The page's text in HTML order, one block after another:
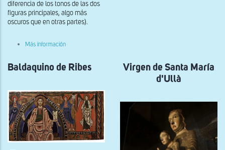
diferencia de los tonos de las dos
figuras principales, algo más
oscuros que en otras partes).
Más información
de
la
Virgen
del
Castillo
de
Vilademuls
Baldaquino de Ribes
Virgen de Santa María
d'Ullà